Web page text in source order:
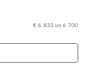
€ 6 833 из 6 700